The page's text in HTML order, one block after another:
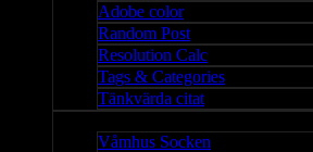
Adobe color
Random Post
Resolution Calc
Tags & Categories
Tänkvärda citat
Våmhus Socken